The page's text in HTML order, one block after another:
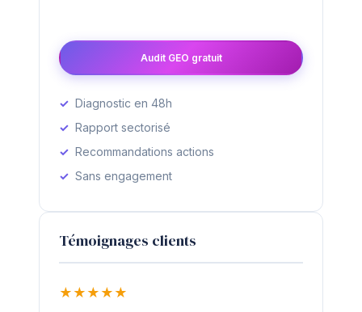
Audit GEO gratuit
Diagnostic en 48h
Rapport sectorisé
Recommandations actions
Sans engagement
Témoignages clients
★ ★ ★ ★ ★